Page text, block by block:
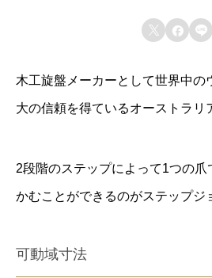
レビュー投稿には、会員登
会員登録する
  
木工旋盤メーカーとして世界中の
大の信頼を得ているオーストラリ
2段階のステップによって1つの爪
かむことができるのがステップジ
可動域寸法